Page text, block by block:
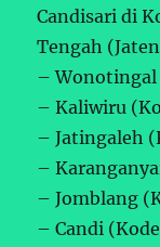
Candisari di
Tengah
– Wonotingal
– Kaliwiru
– Jatingaleh
–
– Jomblang
– Candi